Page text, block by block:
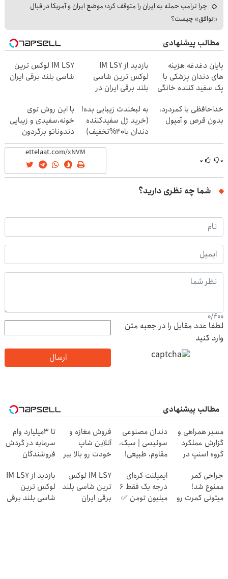
چرا ترامپ حمله به ایران را متوقف کرد؛ موضع ایران و آمریکا در قبال
«توافق» چیست؟
مطالب پیشنهادی
پایان دغدغه هزینه
های دندان پزشکی با
پک سفید کننده خانگی
بازدید از IM LS7
لوکس ترین شاسی
بلند برقی ایران در
IM LS7 لوکس ترین
شاسی بلند برقی ایران
خداحافظی با کمردرد،
بدون قرص و آمپول
به لبخندت زیبایی بده!
(خرید ژل سفیدکننده
دندان با40%تخفیف)
با این روش توی
خونه،سفیدی و زیبایی
دندوناتو برگردون
(40%off)
۰ ۰
شما چه نظری دارید؟
0/400
لطفا عدد مقابل را در جعبه متن
وارد کنید
ارسال
مطالب پیشنهادی
مسیر همراهی و
گزارش عملکرد
گروه اسنپ در
دندان مصنوعی
سوئیسی | سبک،
مقاوم، طبیعی!
رایگان+پرداخت
اقساطی😍
فروش مغازه و
آنلاین شاپ
خودت رو بالا ببر
تا 3میلیارد وام
سرمایه در گردش
فروشندگان
جراحی کمر
ممنوع شد!
میتونی کمرت رو
ایمپلنت کره‌ای
درجه یک فقط 6
میلیون تومن ✅
IM LS7 لوکس
ترین شاسی بلند
برقی ایران
بازدید از IM LS7
لوکس ترین
شاسی بلند برقی